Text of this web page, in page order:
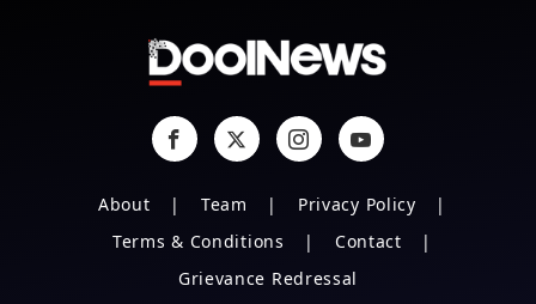
About Team
Privacy Policy
Terms & Conditions
Contact
Grievance Redressal